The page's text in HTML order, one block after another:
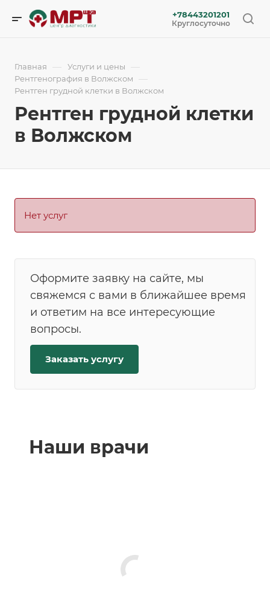
+78443201201
Круглосуточно
Главная — Услуги и цены —
Рентгенография в Волжском —
Рентген грудной клетки в Волжском
Рентген грудной клетки
в Волжском
Нет услуг
Оформите заявку на сайте, мы
свяжемся с вами в ближайшее время
и ответим на все интересующие
вопросы.
Заказать услугу
Наши врачи